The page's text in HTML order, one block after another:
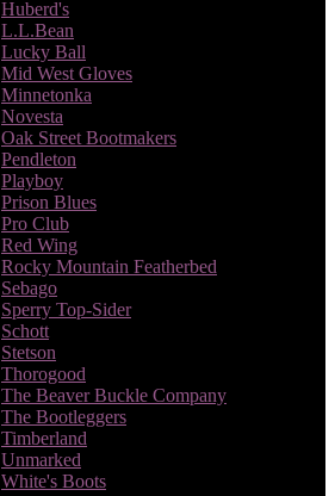
Huberd's
L.L.Bean
Lucky Ball
Mid West Gloves
Minnetonka
Novesta
Oak Street Bootmakers
Pendleton
Playboy
Prison Blues
Pro Club
Red Wing
Rocky Mountain Featherbed
Sebago
Sperry Top-Sider
Schott
Stetson
Thorogood
The Beaver Buckle Company
The Bootleggers
Timbеrlаnd
Unmarked
White's Boots